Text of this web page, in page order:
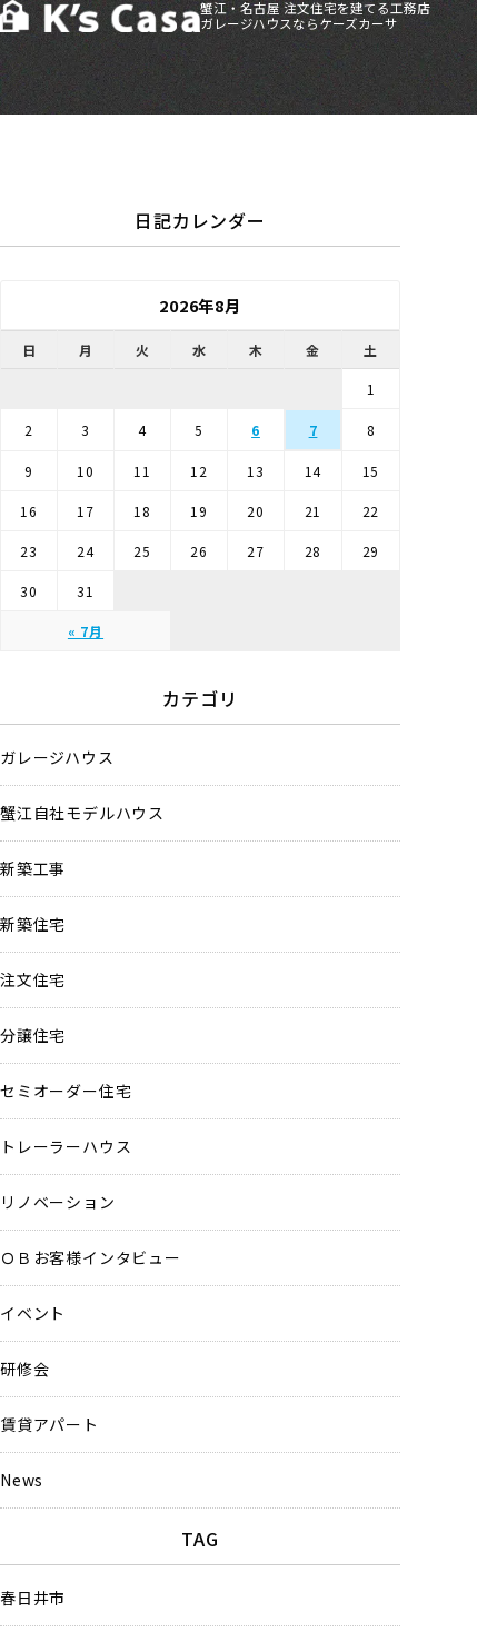
蟹江・名古屋 注文住宅を建てる工務店
ガレージハウスならケーズカーサ
HOME > ブログ 注文住宅 中川区M様 地鎮祭を行いました！
日記カレンダー
2026年8月
日 月 火 水 木 金 土
« 7月
1
2 3 4 5 6 7 8
9 10 11 12 13 14 15
16 17 18 19 20 21 22
23 24 25 26 27 28 29
30 31
カテゴリ
ガレージハウス
蟹江自社モデルハウス
新築工事
新築住宅
注文住宅
分譲住宅
セミオーダー住宅
トレーラーハウス
リノベーション
ＯＢお客様インタビュー
イベント
研修会
賃貸アパート
News
TAG
春日井市